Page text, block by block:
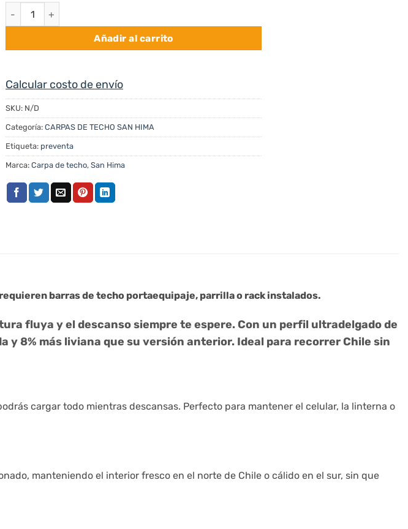
Carpa de Techo Rigida 2 Adultos 1 Niño Kalbarri Space Lite Pro | San Hima cantidad
Añadir al carrito
Calcular costo de envío
SKU: N/D
Categoría: CARPAS DE TECHO SAN HIMA
Etiqueta: preventa
Marca: Carpa de techo, San Hima
barras de techo portaequipaje, parrilla o rack instalados.
fluya y el descanso siempre te espere. Con un perfil ultradelgado de
y 8% más liviana que su versión anterior. Ideal para recorrer Chile sin
cargar todo mientras descansas. Perfecto para mantener el celular, la linterna o
manteniendo el interior fresco en el norte de Chile o cálido en el sur, sin que